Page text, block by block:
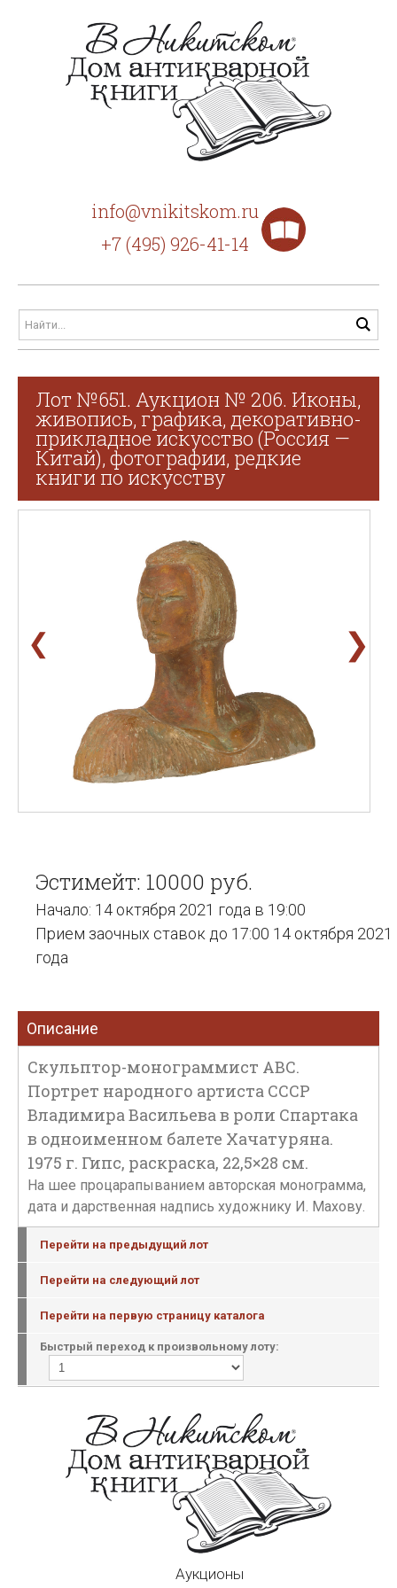
info@vnikitskom.ru
+7 (495) 926-41-14
Лот №651. Аукцион № 206. Иконы,
живопись, графика, декоративно-
прикладное искусство (Россия —
Китай), фотографии, редкие
книги по искусству
❮ ❯
Эстимейт: 10000 руб.
Начало: 14 октября 2021 года в 19:00
Прием заочных ставок до 17:00 14 октября 2021
года
Описание
Скульптор-монограммист АВС.
Портрет народного артиста СССР
Владимира Васильева в роли Спартака
в одноименном балете Хачатуряна.
1975 г. Гипс, раскраска, 22,5×28 см.
На шее процарапыванием авторская монограмма,
дата и дарственная надпись художнику И. Махову.
Перейти на предыдущий лот
Перейти на следующий лот
Перейти на первую страницу каталога
Быстрый переход к произвольному лоту:
Аукционы